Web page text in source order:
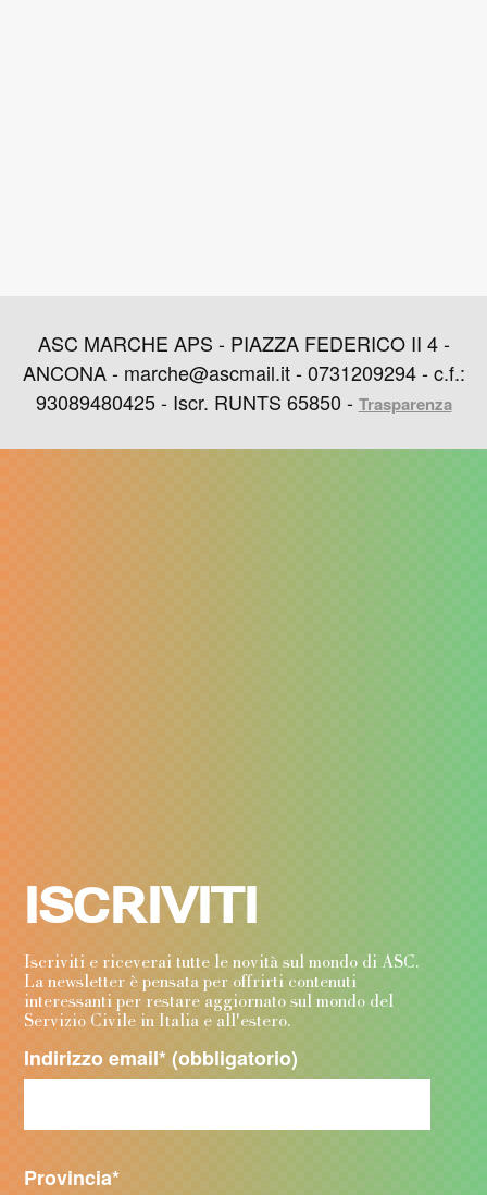
ASC MARCHE APS - PIAZZA FEDERICO II 4 -
ANCONA - marche@ascmail.it - 0731209294 - c.f.:
93089480425 - Iscr. RUNTS 65850 - Trasparenza
ISCRIVITI
Iscriviti e riceverai tutte le novità sul mondo di ASC.
La newsletter è pensata per offrirti contenuti
interessanti per restare aggiornato sul mondo del
Servizio Civile in Italia e all'estero.
Indirizzo email* (obbligatorio)
Provincia*